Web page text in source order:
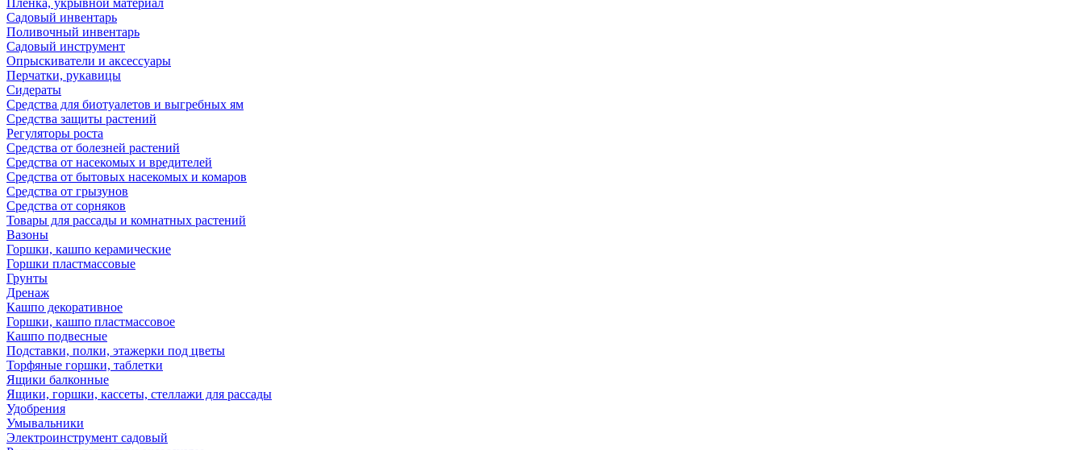
Пленка, укрывной материал
Садовый инвентарь
Поливочный инвентарь
Садовый инструмент
Опрыскиватели и аксессуары
Перчатки, рукавицы
Сидераты
Средства для биотуалетов и выгребных ям
Средства защиты растений
Регуляторы роста
Средства от болезней растений
Средства от насекомых и вредителей
Средства от бытовых насекомых и комаров
Средства от грызунов
Средства от сорняков
Товары для рассады и комнатных растений
Вазоны
Горшки, кашпо керамические
Горшки пластмассовые
Грунты
Дренаж
Кашпо декоративное
Горшки, кашпо пластмассовое
Кашпо подвесные
Подставки, полки, этажерки под цветы
Торфяные горшки, таблетки
Ящики балконные
Ящики, горшки, кассеты, стеллажи для рассады
Удобрения
Умывальники
Электроинструмент садовый